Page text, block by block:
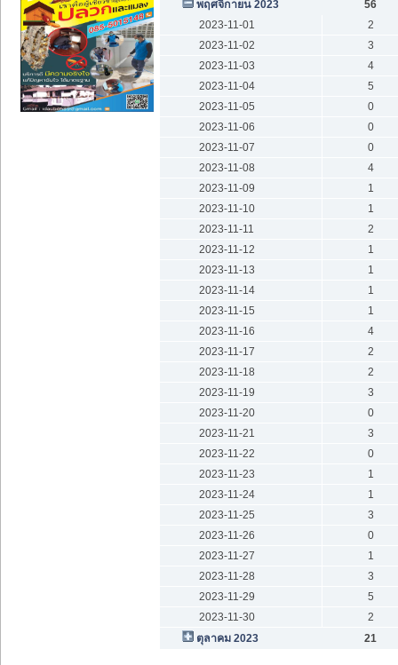
พฤศจิกายน 2023
56
2023-11-01
2
2023-11-02
3
2023-11-03
4
2023-11-04
5
2023-11-05
0
2023-11-06
0
2023-11-07
0
2023-11-08
4
2023-11-09
1
2023-11-10
1
2023-11-11
2
2023-11-12
1
2023-11-13
1
2023-11-14
1
2023-11-15
1
2023-11-16
4
2023-11-17
2
2023-11-18
2
2023-11-19
3
2023-11-20
0
2023-11-21
3
2023-11-22
0
2023-11-23
1
2023-11-24
1
2023-11-25
3
2023-11-26
0
2023-11-27
1
2023-11-28
3
2023-11-29
5
2023-11-30
2
ตุลาคม 2023
21